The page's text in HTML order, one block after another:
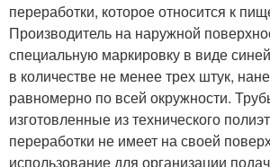
переработки, которое относится к
Производитель на наружной
специальную маркировку в виде
в количестве не менее трех штук,
равномерно по всей окружности.
изготовленные из технического
переработки не имеет на своей
использование для организации